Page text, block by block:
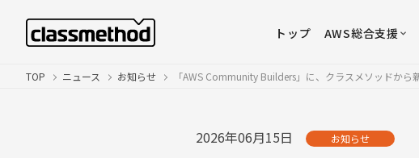
トップ AWS総合支援
TOP ニュース お知らせ 「AWS Community Builders」に、クラスメソッドか
2026年06月15日 お知らせ